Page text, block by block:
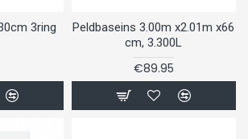
3ring
Peldbaseins 3.00m x2.01m x66
cm, 3.300L
€89.95